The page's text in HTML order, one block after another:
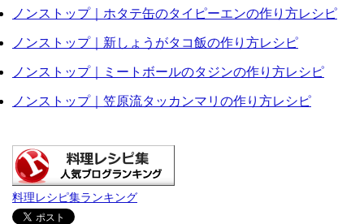
ノンストップ｜ホタテ缶のタイピーエンの作り方レシピ
ノンストップ｜新しょうがタコ飯の作り方レシピ
ノンストップ｜ミートボールのタジンの作り方レシピ
ノンストップ｜笠原流タッカンマリの作り方レシピ
料理レシピ集ランキング